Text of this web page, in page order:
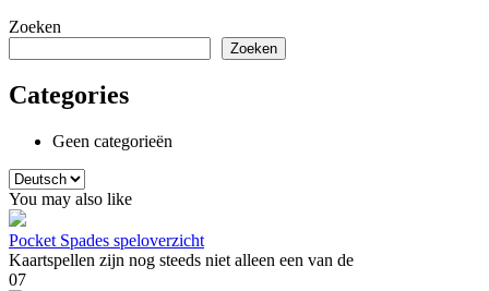
Zoeken
Zoeken
Categories
Geen categorieën
Kies
een
taal
You may also like
Pocket Spades speloverzicht
Kaartspellen zijn nog steeds niet alleen een van de
07